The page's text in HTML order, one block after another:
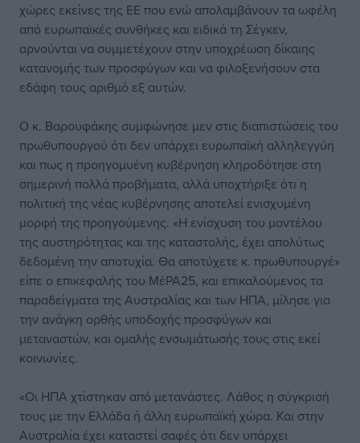
χώρες εκείνες της ΕΕ που ενώ απολαμβάνουν τα ωφέλη
από ευρωπαϊκές συνθήκες και ειδικά τη Σέγκεν,
αρνούνται να συμμετέχουν στην υποχρέωση δίκαιης
κατανομής των προσφύγων και να φιλοξενήσουν στα
εδάφη τους αριθμό εξ αυτών.
Ο κ. Βαρουφάκης συμφώνησε μεν στις διαπιστώσεις του
πρωθυπουργού ότι δεν υπάρχει ευρωπαϊκή αλληλεγγύη
και πως η προηγομυένη κυβέρνηση κληροδότησε στη
σημερινή πολλά προβήματα, αλλά υποχτήριξε ότι η
πολιτική της νέας κυβέρνησης αποτελεί ενισχυμένη
μορφή της προηγούμενης. «Η ενίσχυση του μοντέλου
της αυστηρότητας και της καταστολής, έχει απολύτως
δεδομένη την αποτυχία. Θα αποτύχετε κ. πρωθυπουργέ»
είπε ο επικεφαλής του ΜέΡΑ25, και επικαλούμενος τα
παραδείγματα της Αυστραλίας και των ΗΠΑ, μίλησε για
την ανάγκη ορθής υποδοχής προσφύγων και
μεταναστών, και ομαλής ενσωμάτωσής τους στις εκεί
κοινωνίες.
«Οι ΗΠΑ χτίστηκαν από μετανάστες. Λάθος η σύγκρισή
τους με την Ελλάδα ή άλλη ευρωπαϊκή χώρα. Και στην
Αυστραλία έχει καταστεί σαφές ότι δεν υπάρχει